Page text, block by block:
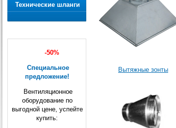
Технические шланги
-50%
Специальное
предложение!
Вентиляционное
оборудование по
выгодной цене, успейте
купить:
Вытяжные зонты